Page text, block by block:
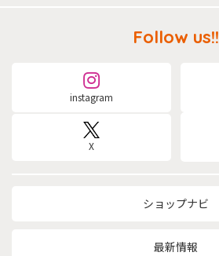
ショップナビ
最新情報
Follow us!!
instagram
X